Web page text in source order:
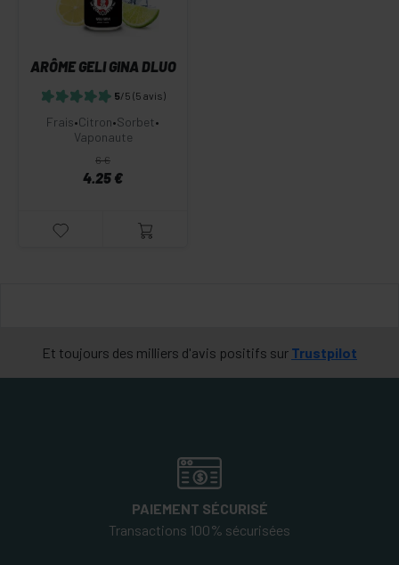
ARÔME GELI GINA DLUO
5/5 (5 avis)
Frais•Citron•Sorbet•
Vaponaute
6 €
4.25 €
Et toujours des milliers d'avis positifs sur Trustpilot
PAIEMENT SÉCURISÉ
Transactions 100% sécurisées